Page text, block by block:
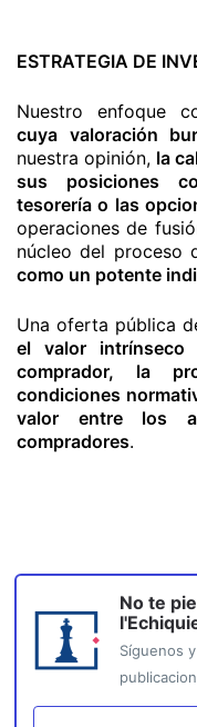
ESTRATEGIA DE
Nuestro enfoque
cuya valoración
nuestra opinión, la
sus posiciones
tesorería o las
operaciones de
núcleo del proceso
como un potente
Una oferta pública
el valor
comprador, la
condiciones
valor entre los
compradores.
No te
Síguenos